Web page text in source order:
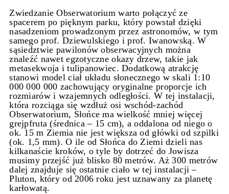
Zwiedzanie Obserwatorium warto połączyć ze
spacerem po pięknym parku, który powstał dzięki
nasadzeniom prowadzonym przez astronomów, w tym
samego prof. Dziewulskiego i prof. Iwanowską. W
sąsiedztwie pawilonów obserwacyjnych można
znaleźć nawet egzotyczne okazy drzew, takie jak
metasekwoja i tulipanowiec. Dodatkową atrakcję
stanowi model ciał układu słonecznego w skali 1:10
000 000 000 zachowujący oryginalne proporcje ich
rozmiarów i wzajemnych odległości. W tej instalacji,
która rozciąga się wzdłuż osi wschód-zachód
Obserwatorium, Słońce ma wielkość mniej więcej
grejpfruta (średnica – 15 cm), a oddalona od niego o
ok. 15 m Ziemia nie jest większa od główki od szpilki
(ok. 1,5 mm). O ile od Słońca do Ziemi dzieli nas
kilkanaście kroków, o tyle by dotrzeć do Jowisza
musimy przejść już blisko 80 metrów. Aż 300 metrów
dalej znajduje się ostatnie ciało w tej instalacji –
Pluton, który od 2006 roku jest uznawany za planetę
karłowatą.